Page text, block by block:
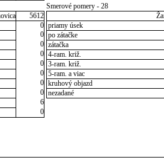
5612
0
0
0
0
0
0
0
0
6
0
Smerové pomery - 28
priamy úsek
po zátačke
zátačka
4-ram. križ.
3-ram. križ.
5-ram. a viac
kruhový objazd
nezadané